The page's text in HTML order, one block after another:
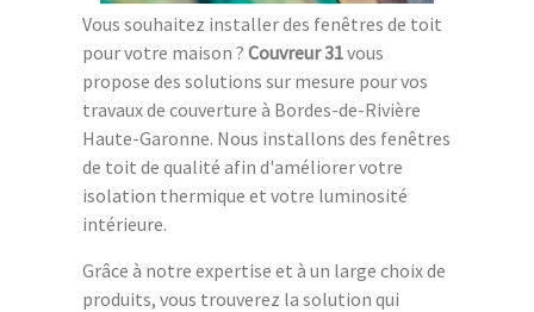
Vous souhaitez installer des fenêtres de toit
pour votre maison ? Couvreur 31vous
propose des solutions sur mesure pour vos
travaux de couverture à Bordes-de-Rivière
Haute-Garonne. Nous installons des fenêtres
de toit de qualité afin d'améliorer votre
isolation thermique et votre luminosité
intérieure.
Grâce à notre expertise et à un large choix de
produits, vous trouverez la solution qui